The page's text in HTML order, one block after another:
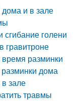
и в зале
голени
гравитроне
разминки
дома
зале
травмы